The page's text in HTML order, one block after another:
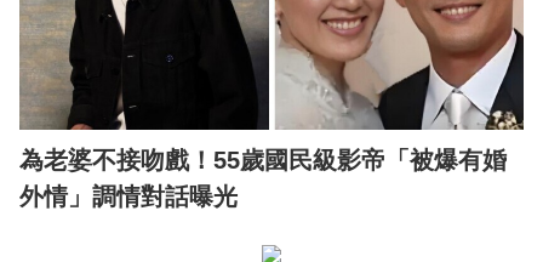
為老婆不接吻戲！55歲國民級影帝「被爆有婚
外情」調情對話曝光